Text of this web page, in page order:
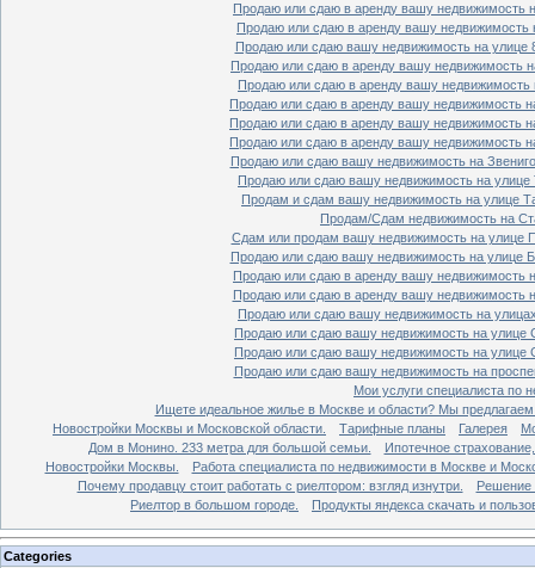
Продаю или сдаю в аренду вашу недвижимость
Продаю или сдаю в аренду вашу недвижимость
Продаю или сдаю вашу недвижимость на улице
Продаю или сдаю в аренду вашу недвижимость
Продаю или сдаю в аренду вашу недвижимость
Продаю или сдаю в аренду вашу недвижимость
Продаю или сдаю в аренду вашу недвижимость
Продаю или сдаю в аренду вашу недвижимость
Продаю или сдаю вашу недвижимость на
Продаю или сдаю вашу недвижимость на улице
Продам и сдам вашу недвижимость на улице
Продам/Сдам недвижимость на
Сдам или продам вашу недвижимость на улице
Продаю или сдаю вашу недвижимость на улице
Продаю или сдаю в аренду вашу недвижимость
Продаю или сдаю в аренду вашу недвижимость
Продаю или сдаю вашу недвижимость на
Продаю или сдаю вашу недвижимость на улице
Продаю или сдаю вашу недвижимость на улице
Продаю или сдаю вашу недвижимость на
Мои услуги специалиста по
Ищете идеальное жилье в Москве и области? Мы
Новостройки Москвы и Московской области.
Тарифные планы Галерея
Дом в Монино. 233 метра для большой семьи.
Ипотечное
Новостройки Москвы.
Работа специалиста по недвижимости в Москве и
Почему продавцу стоит работать с риелтором: взгляд изнутри.
Решение
Риелтор в большом городе.
Продукты яндекса скачать и
Categories